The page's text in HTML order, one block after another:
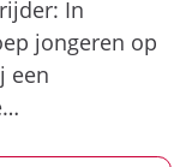
In
jongeren op
een